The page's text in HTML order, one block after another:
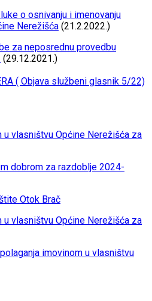
o osnivanju i imenovanju
Nerežišća (21.2.2022.)
za neposrednu provedbu
(29.12.2021.)
( Objava službeni glasnik 5/22)
u vlasništvu Općine Nerežišća za
dobrom za razdoblje 2024-
Otok Brač
u vlasništvu Općine Nerežišća za
imovinom u vlasništvu